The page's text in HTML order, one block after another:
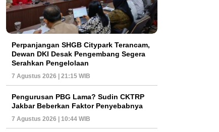
Perpanjangan SHGB Citypark Terancam,
Dewan DKI Desak Pengembang Segera
Serahkan Pengelolaan
7 Agustus 2026 | 21:15 WIB
Pengurusan PBG Lama? Sudin CKTRP
Jakbar Beberkan Faktor Penyebabnya
7 Agustus 2026 | 10:44 WIB